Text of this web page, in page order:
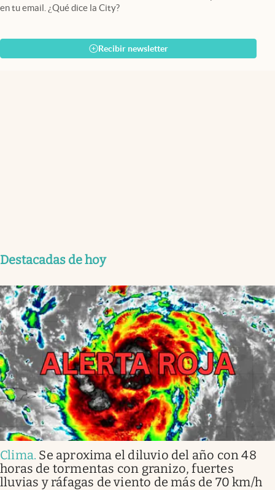
en tu email. ¿Qué dice la City?
Recibir newsletter
Destacadas de hoy
Clima. Se aproxima el diluvio del año con 48
horas de tormentas con granizo, fuertes
lluvias y ráfagas de viento de más de 70 km/h